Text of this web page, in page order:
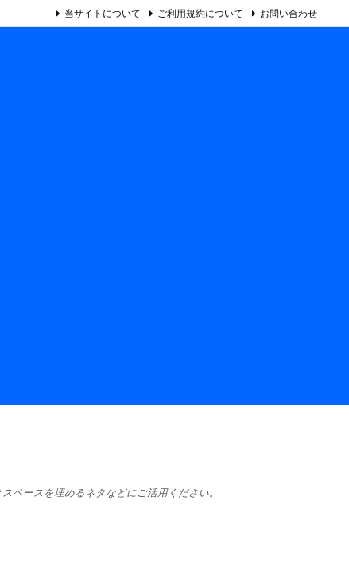
ペースを埋めるネタなどにご活用ください。
当サイトについて ご利用規約について お問い合わせ